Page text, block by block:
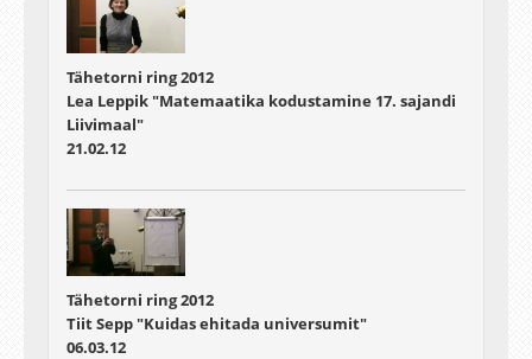
Tähetorni ring 2012
Lea Leppik "Matemaatika kodustamine 17. sajandi
Liivimaal"
21.02.12
Tähetorni ring 2012
Tiit Sepp "Kuidas ehitada universumit"
06.03.12